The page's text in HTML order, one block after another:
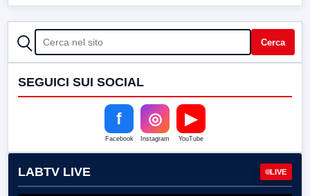
CERCA Cerca
SEGUICI SUI SOCIAL
f
Facebook
◎
Instagram
▶
YouTube
LABTV LIVE LIVE